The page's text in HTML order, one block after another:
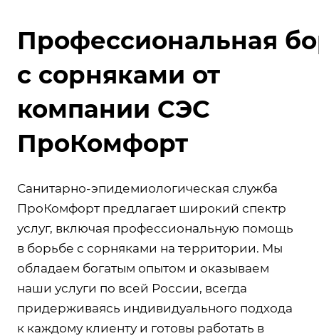
Профессиональная
с сорняками от
компании СЭС
ПроКомфорт
Санитарно-эпидемиологическая служба
ПроКомфорт предлагает широкий спектр
услуг, включая профессиональную помощь
в борьбе с сорняками на территории. Мы
обладаем богатым опытом и оказываем
наши услуги по всей России, всегда
придерживаясь индивидуального подхода
к каждому клиенту и готовы работать в